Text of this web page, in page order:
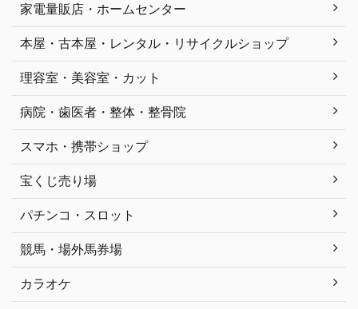
家電量販店・ホームセンター
本屋・古本屋・レンタル・リサイクルショップ
理容室・美容室・カット
病院・歯医者・整体・整骨院
スマホ・携帯ショップ
宝くじ売り場
パチンコ・スロット
競馬・場外馬券場
カラオケ